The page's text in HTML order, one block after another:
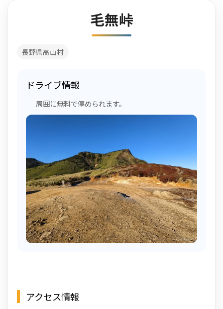
毛無峠
長野県高山村
ドライブ情報
周囲に無料で停められます。
アクセス情報